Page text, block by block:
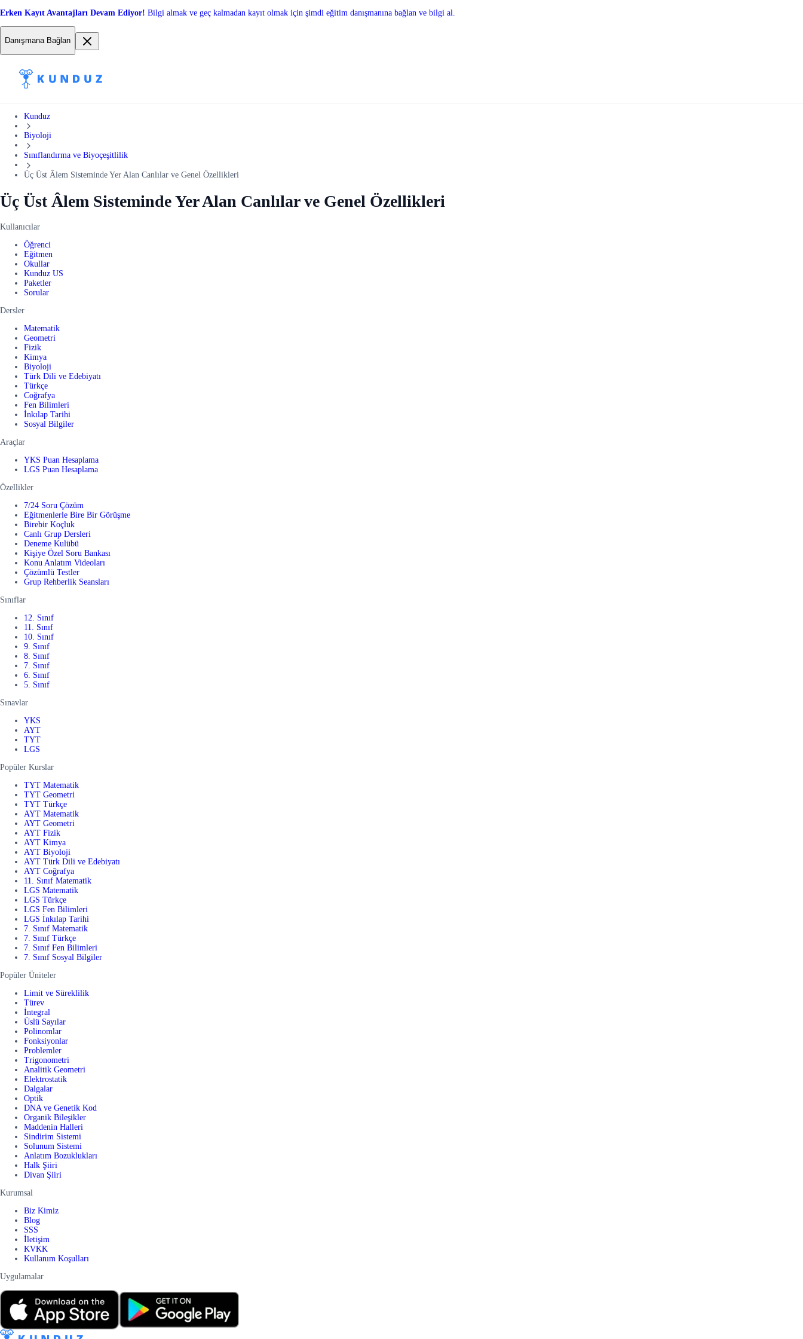
Erken Kayıt Avantajları Devam Ediyor! Bilgi almak ve geç kalmadan kayıt olmak için şimdi eğitim danışmanına bağlan ve bilgi al.
Danışmana Bağlan
Kunduz
Biyoloji
Sınıflandırma ve Biyoçeşitlilik
Üç Üst Âlem Sisteminde Yer Alan Canlılar ve Genel Özellikleri
Üç Üst Âlem Sisteminde Yer Alan Canlılar ve Genel Özellikleri
Kullanıcılar
Öğrenci
Eğitmen
Okullar
Kunduz US
Paketler
Sorular
Dersler
Matematik
Geometri
Fizik
Kimya
Biyoloji
Türk Dili ve Edebiyatı
Türkçe
Coğrafya
Fen Bilimleri
İnkılap Tarihi
Sosyal Bilgiler
Araçlar
YKS Puan Hesaplama
LGS Puan Hesaplama
Özellikler
7/24 Soru Çözüm
Eğitmenlerle Bire Bir Görüşme
Birebir Koçluk
Canlı Grup Dersleri
Deneme Kulübü
Kişiye Özel Soru Bankası
Konu Anlatım Videoları
Çözümlü Testler
Grup Rehberlik Seansları
Sınıflar
12. Sınıf
11. Sınıf
10. Sınıf
9. Sınıf
8. Sınıf
7. Sınıf
6. Sınıf
5. Sınıf
Sınavlar
YKS
AYT
TYT
LGS
Popüler Kurslar
TYT Matematik
TYT Geometri
TYT Türkçe
AYT Matematik
AYT Geometri
AYT Fizik
AYT Kimya
AYT Biyoloji
AYT Türk Dili ve Edebiyatı
AYT Coğrafya
11. Sınıf Matematik
LGS Matematik
LGS Türkçe
LGS Fen Bilimleri
LGS İnkılap Tarihi
7. Sınıf Matematik
7. Sınıf Türkçe
7. Sınıf Fen Bilimleri
7. Sınıf Sosyal Bilgiler
Popüler Üniteler
Limit ve Süreklilik
Türev
İntegral
Üslü Sayılar
Polinomlar
Fonksiyonlar
Problemler
Trigonometri
Analitik Geometri
Elektrostatik
Dalgalar
Optik
DNA ve Genetik Kod
Organik Bileşikler
Maddenin Halleri
Sindirim Sistemi
Solunum Sistemi
Anlatım Bozuklukları
Halk Şiiri
Divan Şiiri
Kurumsal
Biz Kimiz
Blog
SSS
İletişim
KVKK
Kullanım Koşulları
Uygulamalar